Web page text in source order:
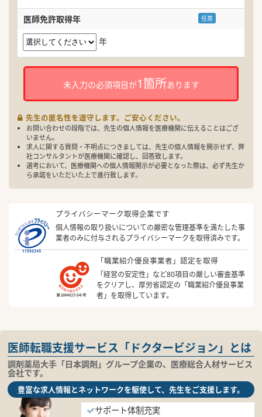
医師免許取得年 任意
年
未入力の必須項目が1箇所あります
先生の匿名性を遵守します。ご安心ください。
お問い合わせの段階では、先生の個人情報を医療機関に伝えることはござ
いません。
求人に関する質問・不明点につきましては、先生の個人情報を開示せず、弊
社コンサルタントが医療機関に確認し、回答致します。
選考において、医療機関への個人情報開示が必要となった際は、必ず先生か
ら承諾をいただいた上で進行致します。
プライバシーマーク取得企業です
個人情報の取り扱いについての厳密な管理基準を満たした事
業者のみに付与されるプライバシーマークを取得済みです。
「職業紹介優良事業者」認定を取得
「経営の安定性」など80項目の厳しい審査基準
をクリアし、厚労省認定の「職業紹介優良事業
者」を取得しています。
医師転職支援サービス「ドクタービジョン」とは
調剤薬局大手「日本調剤」グループ企業の、医療総合人材サービス
会社です。
豊富な求人情報とネットワークを駆使して、先生をご支援します。
サポート体制充実